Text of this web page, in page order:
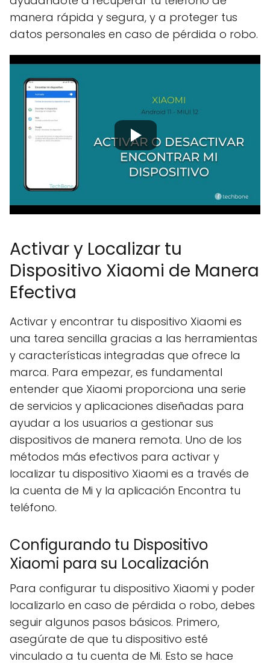
manera rápida y segura, y a proteger tus
datos personales en caso de pérdida o robo.
Activar y Localizar tu
Dispositivo Xiaomi de Manera
Efectiva
Activar y encontrar tu dispositivo Xiaomi es
una tarea sencilla gracias a las herramientas
y características integradas que ofrece la
marca. Para empezar, es fundamental
entender que Xiaomi proporciona una serie
de servicios y aplicaciones diseñadas para
ayudar a los usuarios a gestionar sus
dispositivos de manera remota. Uno de los
métodos más efectivos para activar y
localizar tu dispositivo Xiaomi es a través de
la cuenta de Mi y la aplicación Encontra tu
teléfono.
Configurando tu Dispositivo
Xiaomi para su Localización
Para configurar tu dispositivo Xiaomi y poder
localizarlo en caso de pérdida o robo, debes
seguir algunos pasos básicos. Primero,
asegúrate de que tu dispositivo esté
vinculado a tu cuenta de Mi. Esto se hace